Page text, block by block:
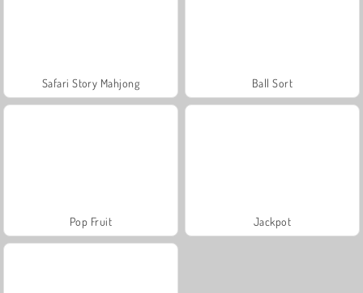
Safari Story Mahjong Ball Sort
Pop Fruit Jackpot